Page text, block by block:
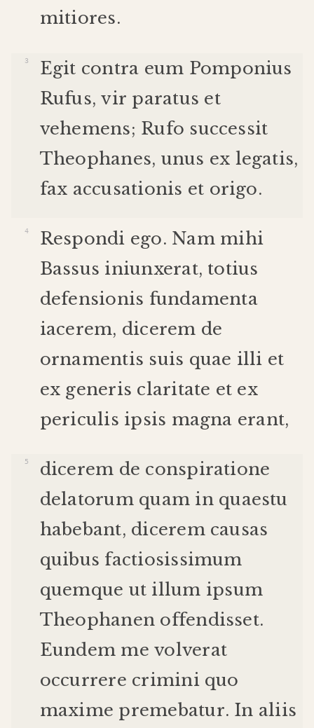
mitiores.
Egit contra eum Pomponius
Rufus,vir paratus et
vehemens; Rufo successit
Theophanes, unus ex legatis,
fax accusationis et origo.
Respondi ego. Nam mihi
Bassus iniunxerat, totius
defensionis fundamenta
iacerem, dicerem de
ornamentis suis quae illi et
ex generis claritate et ex
periculis ipsis magna erant,
dicerem de conspiratione
delatorum quam in quaestu
habebant, dicerem causas
quibus factiosissimum
quemque ut illum ipsum
Theophanen offendisset.
Eundem me volverat
occurrere crimini quo
maxime premebatur. In aliis